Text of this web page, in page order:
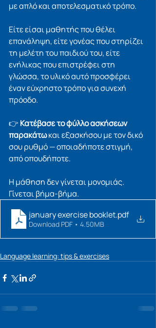
με απλό και αποτελεσματικό τρόπο.
Είτε είσαι μαθητής που θέλει
επανάληψη, είτε γονέας που στηρίζει
τη μελέτη του παιδιού του, είτε
ενήλικας που επιστρέφει στη
γλώσσα, το υλικό αυτό προσφέρει
έναν εύχρηστο τρόπο για συνεχή
πρόοδο.
👉 Κατέβασε το φύλλο ασκήσεων
παρακάτω και εξασκήσου με τον δικό
σου ρυθμό — οποιαδήποτε στιγμή,
από οπουδήποτε.
Η μάθηση δεν γίνεται μονομιάς.
Γίνεται βήμα-βήμα.
january exercise booklet.pdf
Download PDF • 4.50MB
Language learning: tips & exercises